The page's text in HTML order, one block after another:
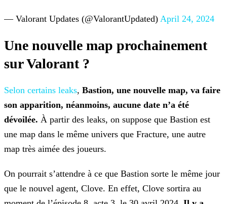
— Valorant Updates (@ValorantUpdated) April 24, 2024
Une nouvelle map prochainement
sur Valorant ?
Selon certains leaks, Bastion, une nouvelle map, va faire
son apparition, néanmoins, aucune date n’a été
dévoilée. À partir des leaks, on suppose que Bastion est
une map dans le même univers que Fracture, une autre
map très aimée des joueurs.
On pourrait s’attendre à ce que Bastion sorte le même jour
que le nouvel agent, Clove. En effet, Clove sortira au